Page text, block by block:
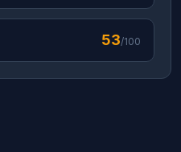
53/100